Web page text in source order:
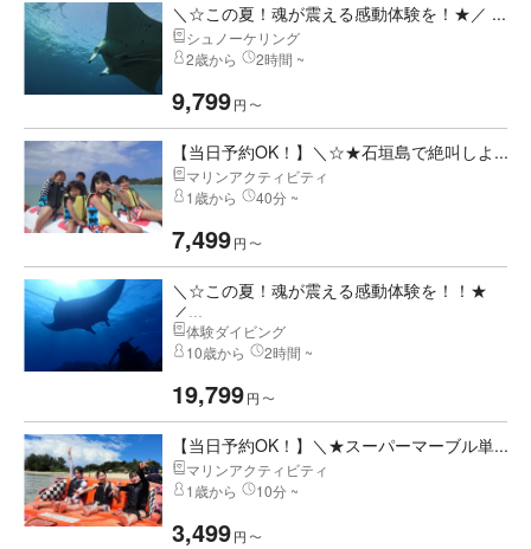
＼☆この夏！魂が震える感動体験を！★／ ...
シュノーケリング
2歳から
2時間 ~
9,799円 〜
【当日予約OK！】＼☆★石垣島で絶叫しよ...
マリンアクティビティ
1歳から
40分 ~
7,499円 〜
＼☆この夏！魂が震える感動体験を！！★
／...
体験ダイビング
10歳から
2時間 ~
19,799円 〜
【当日予約OK！】＼★スーパーマーブル単...
マリンアクティビティ
1歳から
10分 ~
3,499円 〜